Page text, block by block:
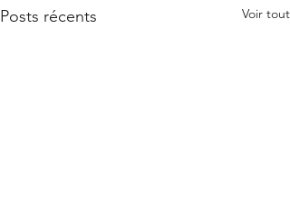
Posts récents Voir tout